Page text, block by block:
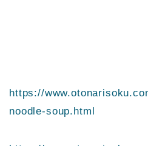
https://
noodle-soup.html